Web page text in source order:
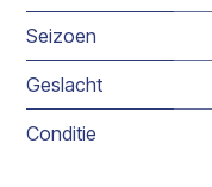
Seizoen
Geslacht
Conditie